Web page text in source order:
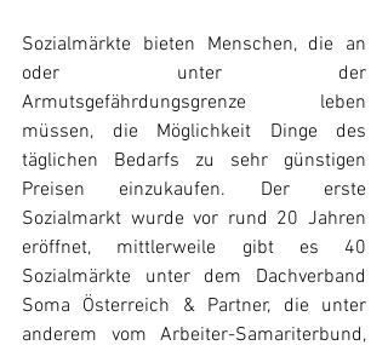
Sozialmärkte bieten Menschen, die an
oder unter der
Armutsgefährdungsgrenze leben
müssen, die Möglichkeit Dinge des
täglichen Bedarfs zu sehr günstigen
Preisen einzukaufen. Der erste
Sozialmarkt wurde vor rund 20 Jahren
eröffnet, mittlerweile gibt es 40
Sozialmärkte unter dem Dachverband
Soma Österreich & Partner, die unter
anderem vom Arbeiter-Samariterbund,